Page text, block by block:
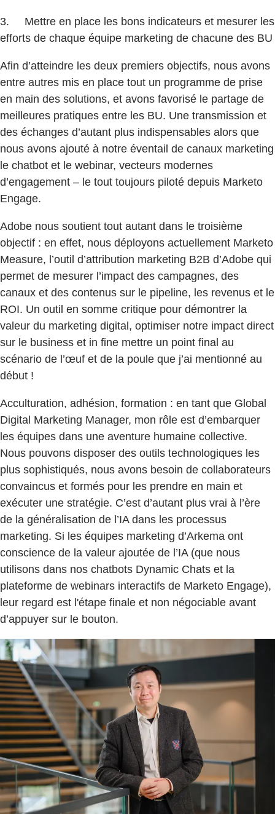
3. Mettre en place les bons indicateurs et mesurer les
efforts de chaque équipe marketing de chacune des BU
Afin d’atteindre les deux premiers objectifs, nous avons
entre autres mis en place tout un programme de prise
en main des solutions, et avons favorisé le partage de
meilleures pratiques entre les BU. Une transmission et
des échanges d’autant plus indispensables alors que
nous avons ajouté à notre éventail de canaux marketing
le chatbot et le webinar, vecteurs modernes
d’engagement – le tout toujours piloté depuis Marketo
Engage.
Adobe nous soutient tout autant dans le troisième
objectif : en effet, nous déployons actuellement Marketo
Measure, l’outil d’attribution marketing B2B d’Adobe qui
permet de mesurer l’impact des campagnes, des
canaux et des contenus sur le pipeline, les revenus et le
ROI. Un outil en somme critique pour démontrer la
valeur du marketing digital, optimiser notre impact direct
sur le business et in fine mettre un point final au
scénario de l’œuf et de la poule que j’ai mentionné au
début !
Acculturation, adhésion, formation : en tant que Global
Digital Marketing Manager, mon rôle est d’embarquer
les équipes dans une aventure humaine collective.
Nous pouvons disposer des outils technologiques les
plus sophistiqués, nous avons besoin de collaborateurs
convaincus et formés pour les prendre en main et
exécuter une stratégie. C’est d’autant plus vrai à l’ère
de la généralisation de l’IA dans les processus
marketing. Si les équipes marketing d’Arkema ont
conscience de la valeur ajoutée de l’IA (que nous
utilisons dans nos chatbots Dynamic Chats et la
plateforme de webinars interactifs de Marketo Engage),
leur regard est l'étape finale et non négociable avant
d’appuyer sur le bouton.